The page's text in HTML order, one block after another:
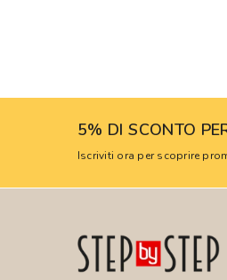
5% DI SCONTO
Iscriviti ora per scoprire